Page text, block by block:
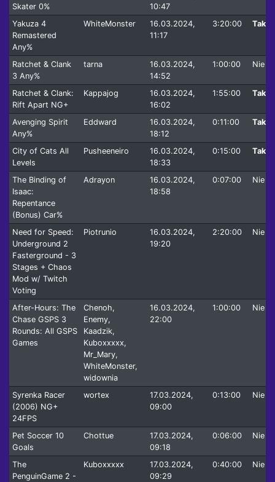
Skater 0%
10:47
Yakuza 4
Remastered
Any%
WhiteMonster
16.03.2024,
11:17
3:20:00 Tak
Ratchet & Clank
3 Any%
tarna
16.03.2024,
14:52
1:00:00 Nie
Ratchet & Clank:
Rift Apart NG+
Kappajog
16.03.2024,
16:02
1:55:00 Tak
Avenging Spirit
Any%
Eddward
16.03.2024,
18:12
0:11:00 Tak
City of Cats All
Levels
Pusheeneiro
16.03.2024,
18:33
0:15:00 Tak
The Binding of
Isaac:
Repentance
(Bonus) Car%
Adrayon
16.03.2024,
18:58
0:07:00 Nie
Need for Speed:
Underground 2
Fasterground - 3
Stages + Chaos
Mod w/ Twitch
Voting
Piotrunio
16.03.2024,
19:20
2:20:00 Nie
After-Hours: The
Chase GSPS 3
Rounds: All GSPS
Games
Chenoh,
Enemy,
Kaadzik,
Kuboxxxxx,
Mr_Mary,
WhiteMonster,
widownia
16.03.2024,
22:00
1:00:00 Nie
Syrenka Racer
(2006) NG+
24FPS
wortex
17.03.2024,
09:00
0:13:00 Nie
Pet Soccer 10
Goals
Chottue
17.03.2024,
09:18
0:06:00 Nie
The
PenguinGame 2 -
Kuboxxxxx
17.03.2024,
09:29
0:40:00 Nie